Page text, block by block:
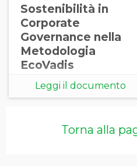
Sostenibilità in
Corporate
Governance nella
Metodologia
EcoVadis
Leggi il documento
Torna alla